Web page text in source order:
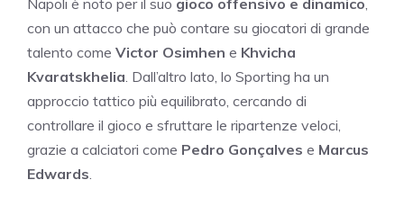
con un attacco che può contare su giocatori di grande
talento come Victor Osimhen e Khvicha
Kvaratskhelia . Dall’altro lato, lo Sporting ha un
approccio tattico più equilibrato, cercando di
controllare il gioco e sfruttare le ripartenze veloci,
grazie a calciatori come Pedro Gonçalves e Marcus
Edwards